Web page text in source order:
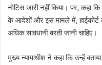
नोटिस जारी नहीं किया। पर, कहा
के आदेशों और इस मामले में, हाईकोर्ट
अधिक सावधानी बरती जानी चाहिए।
मुख्य न्यायाधीश ने कहा कि उन्हें